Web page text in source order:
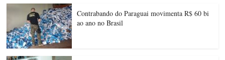
Contrabando do Paraguai movimenta R$ 60 bi
ao ano no Brasil